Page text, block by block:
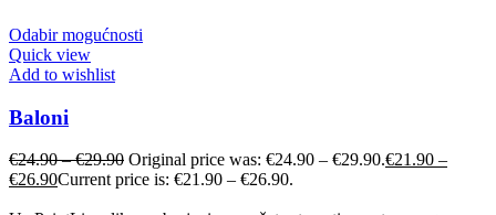
Odabir mogućnosti
Quick view
Add to wishlist
Baloni
€24.90–€29.90 Original price was: €24.90 – €29.90.€21.90 –
€26.90Current price is: €21.90 – €26.90.